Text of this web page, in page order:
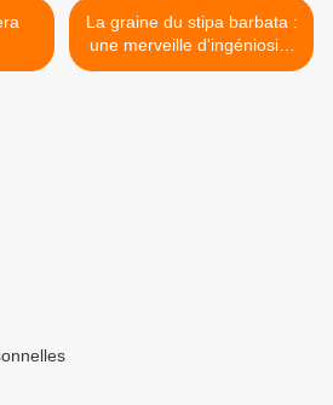
La graine du stipa barbata :
une merveille d'ingéniosité
>